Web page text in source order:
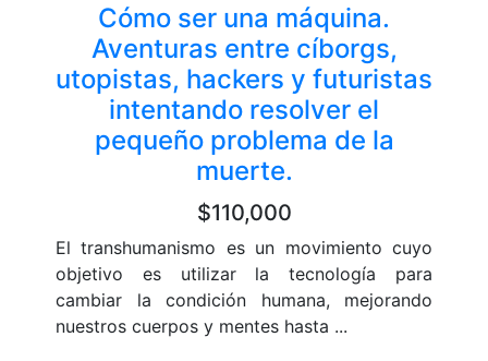
Cómo ser una máquina.
Aventuras entre cíborgs,
utopistas, hackers y futuristas
intentando resolver el
pequeño problema de la
muerte.
$110,000
El transhumanismo es un movimiento cuyo
objetivo es utilizar la tecnología para
cambiar la condición humana, mejorando
nuestros cuerpos y mentes hasta ...